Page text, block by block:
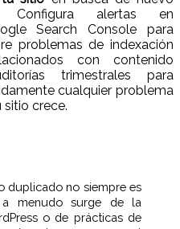
Configura alertas en
Search Console para
problemas de indexación
con contenido
trimestrales para
cualquier problema
sitio crece.
duplicado no siempre es
a menudo surge de la
o de prácticas de